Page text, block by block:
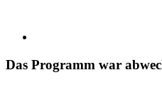
Das Programm war